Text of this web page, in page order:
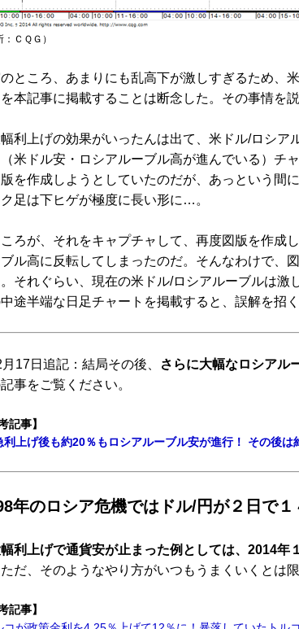
：ＣＱＧ）
ところ、あまりにも乱高下が激しすぎるため、
本記事に掲載することは断念した。その事情を
利上げの効果がいったんは出て、米ドル/ロシア
米ドル安・ロシアルーブル高が進んでいる）チ
を作成しようとしていたのだが、あっという間
足は下ヒゲが極度に長い形に…。
ろが、それをキャプチャして、再度図版を作成
ル高に反転してしまったのだ。そんなわけで、
それぐらい、現在の米ドル/ロシアルーブルは激
途半端な日足チャートを掲載すると、誤解を招
17日追記：結局その後、 さらに大幅なロシアル
事をご覧ください。
記事】
利上げ後も約20％もロシアルーブル安が進行！ その後は
年のロシア危機ではドル/円が２日で１
利上げで通貨安が止まった例としては、2014年
だ、そのようなやり方がいつもうまくいくとは限
記事】